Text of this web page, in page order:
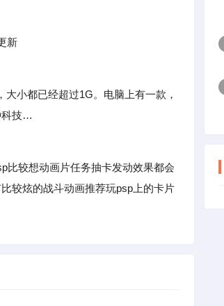
新
小都已经超过1G。电脑上有一款，
科技…
较想动画片任务抽卡发动效果都会
较炫的战斗动画推荐玩psp上的卡片